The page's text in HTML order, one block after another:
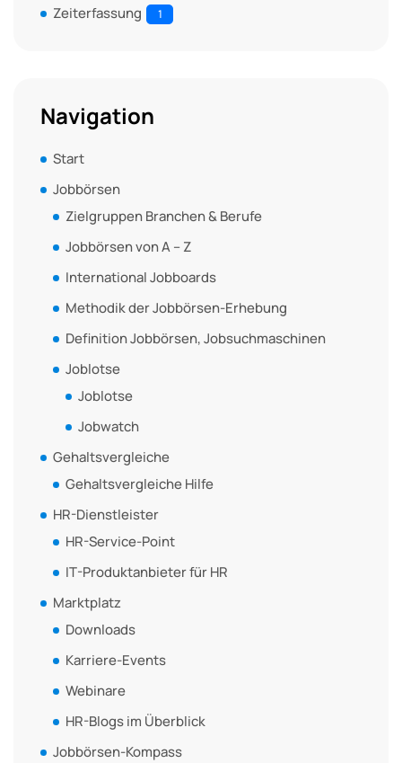
Zeiterfassung 1
Navigation
Start
Jobbörsen
Zielgruppen Branchen & Berufe
Jobbörsen von A – Z
International Jobboards
Methodik der Jobbörsen-Erhebung
Definition Jobbörsen, Jobsuchmaschinen
Joblotse
Joblotse
Jobwatch
Gehaltsvergleiche
Gehaltsvergleiche Hilfe
HR-Dienstleister
HR-Service-Point
IT-Produktanbieter für HR
Marktplatz
Downloads
Karriere-Events
Webinare
HR-Blogs im Überblick
Jobbörsen-Kompass